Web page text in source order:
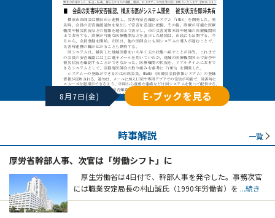
8月7日(金) E-ブックを見る
時事解説 一覧
厚労省幹部人事、次官は「労働シフト」に
厚生労働省は4日付で、幹部人事を発令した。事務次官
には職業安定局長の村山誠氏（1990年労働省）を ...続き